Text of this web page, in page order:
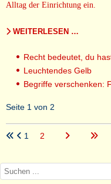
Alltag der Einrichtung ein.
WEITERLESEN …
Recht bedeutet, du
Leuchtendes Gelb
Begriffe verschenken:
Seite 1 von 2
1 2